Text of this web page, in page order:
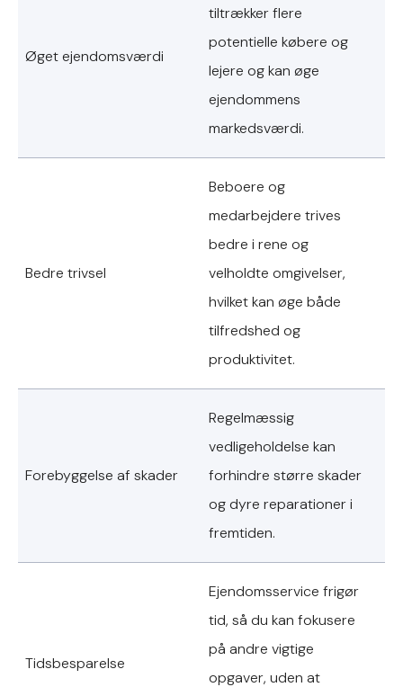
Øget ejendomsværdi
tiltrækker flere
potentielle købere og
lejere og kan øge
ejendommens
markedsværdi.
Bedre trivsel
Beboere og
medarbejdere trives
bedre i rene og
velholdte omgivelser,
hvilket kan øge både
tilfredshed og
produktivitet.
Forebyggelse af skader
Regelmæssig
vedligeholdelse kan
forhindre større skader
og dyre reparationer i
fremtiden.
Tidsbesparelse
Ejendomsservice frigør
tid, så du kan fokusere
på andre vigtige
opgaver, uden at